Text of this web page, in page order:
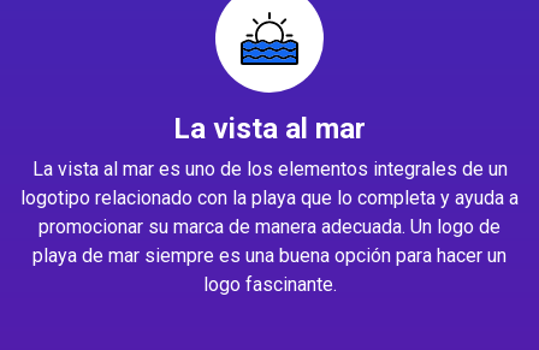
La vista al mar
La vista al mar es uno de los elementos integrales de un
logotipo relacionado con la playa que lo completa y ayuda a
promocionar su marca de manera adecuada. Un logo de
playa de mar siempre es una buena opción para hacer un
logo fascinante.